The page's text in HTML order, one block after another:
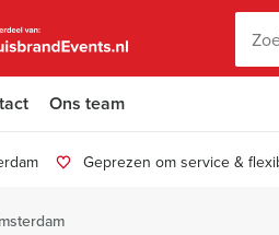
Ons team
Geprezen om service &